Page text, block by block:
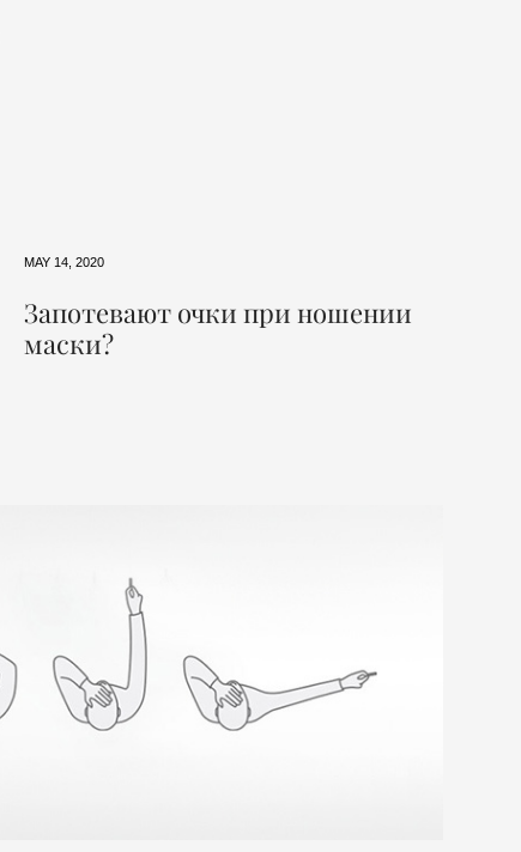
MAY 14, 2020
Запотевают очки при ношении
маски?